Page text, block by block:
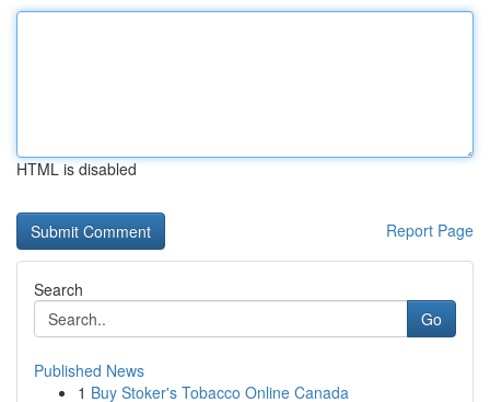
HTML is disabled
Report Page
Search
Go
Published News
1 Buy Stoker's Tobacco Online Canada